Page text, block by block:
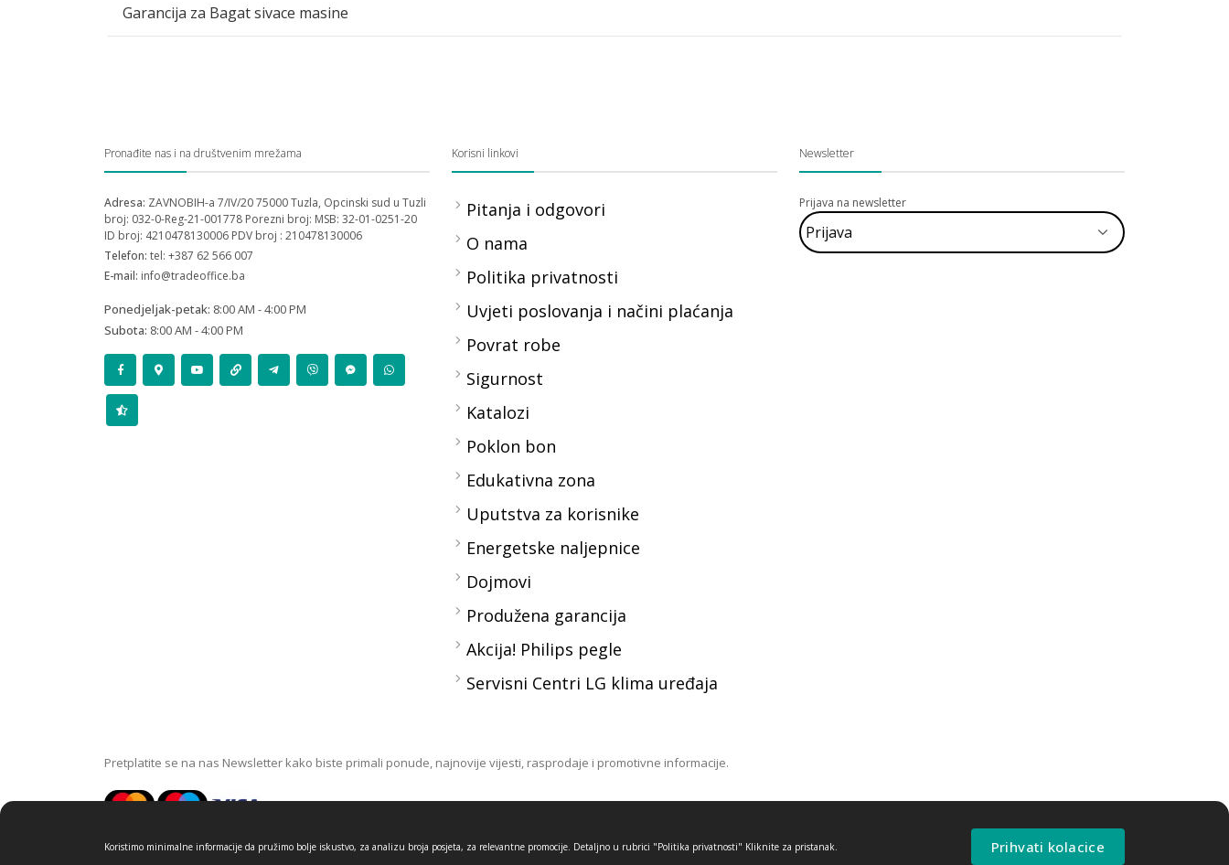
Garancija za Bagat sivace masine
Pronađite nas i na društvenim mrežama
Adresa: ZAVNOBIH-a 7/IV/20 75000 Tuzla, Opcinski sud u Tuzli
broj: 032-0-Reg-21-001778 Porezni broj: MSB: 32-01-0251-20
ID broj: 4210478130006 PDV broj : 210478130006
Telefon: tel: +387 62 566 007
E-mail: info@tradeoffice.ba
Ponedjeljak-petak: 8:00 AM - 4:00 PM
Subota: 8:00 AM - 4:00 PM
Korisni linkovi
Pitanja i odgovori
O nama
Politika privatnosti
Uvjeti poslovanja i načini plaćanja
Povrat robe
Sigurnost
Katalozi
Poklon bon
Edukativna zona
Uputstva za korisnike
Energetske naljepnice
Dojmovi
Produžena garancija
Akcija! Philips pegle
Servisni Centri LG klima uređaja
Newsletter
Prijava na newsletter
Pretplatite se na nas Newsletter kako biste primali ponude, najnovije vijesti, rasprodaje i promotivne informacije.
Koristimo minimalne informacije da pružimo bolje iskustvo, za analizu broja posjeta, za relevantne promocije. Detaljno u rubrici "Politika privatnosti" Kliknite za pristanak. Prihvati kolacice